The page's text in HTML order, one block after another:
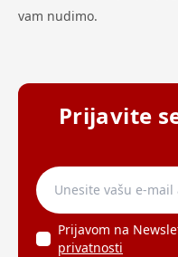
vam nudimo.
Prijavite
Prijavom na
privatnosti